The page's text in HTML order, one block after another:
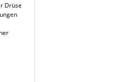
Drüse